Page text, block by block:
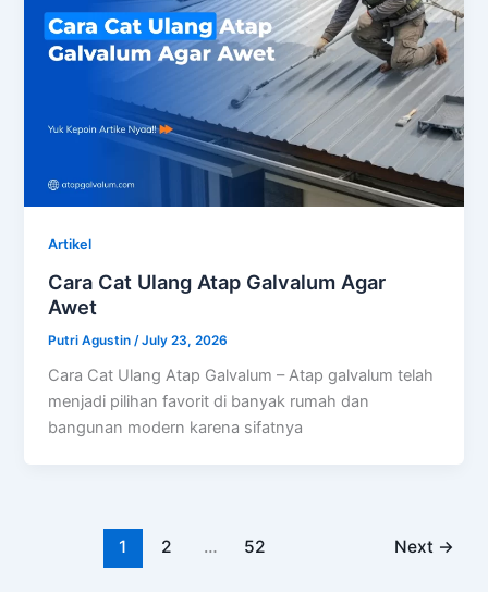
Artikel
Cara Cat Ulang Atap Galvalum Agar
Awet
Putri Agustin /July 23, 2026
Cara Cat Ulang Atap Galvalum – Atap galvalum telah
menjadi pilihan favorit di banyak rumah dan
bangunan modern karena sifatnya
1 2 … 52 Next →